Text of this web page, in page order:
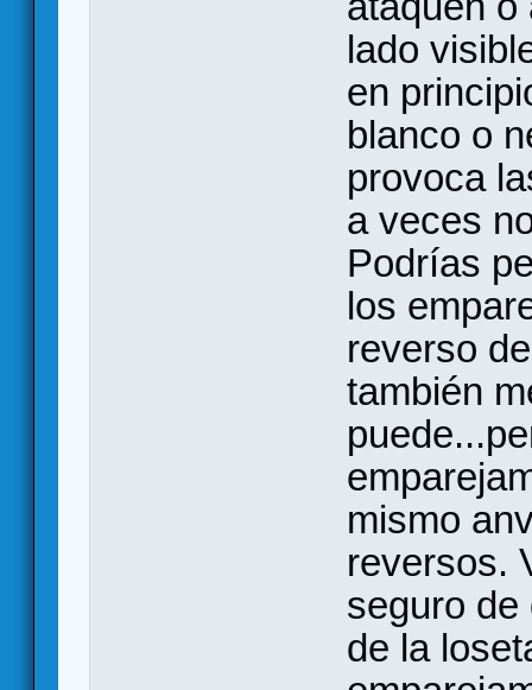
lado
en
blanco o
provoca
a veces
Podrías
los
reverso
también
mismo
reversos.
seguro de
de la